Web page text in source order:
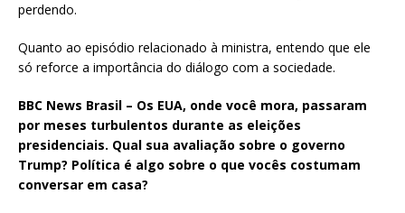
perdendo.
Quanto ao episódio relacionado à ministra, entendo que ele
só reforce a importância do diálogo com a sociedade.
BBC News Brasil – Os EUA, onde você mora, passaram
por meses turbulentos durante as eleições
presidenciais. Qual sua avaliação sobre o governo
Trump? Política é algo sobre o que vocês costumam
conversar em casa?